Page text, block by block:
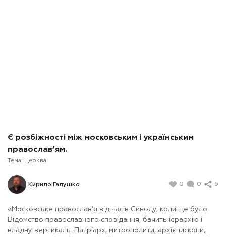
Є розбіжності між московським і українським
православ’ям.
Тема: Церква
Кирило Галушко 0 0 6
«Московське православ’я від часів Синоду, коли ще було
Відомство православного сповідання, бачить ієрархію і
владну вертикаль. Патріарх, митрополити, архієпископи,